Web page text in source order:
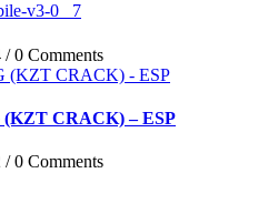
/0 Comments
(KZT CRACK) – ESP
/0 Comments